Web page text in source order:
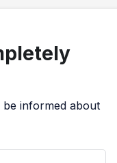
informed about